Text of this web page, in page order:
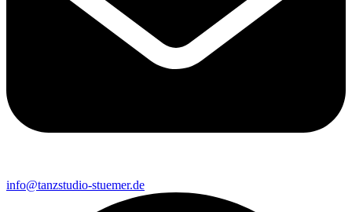
info@tanzstudio-stuemer.de